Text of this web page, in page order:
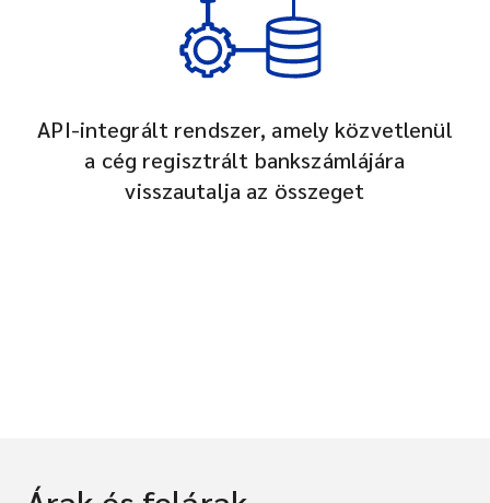
API-integrált rendszer, amely közvetlenül
a cég regisztrált bankszámlájára
visszautalja az összeget